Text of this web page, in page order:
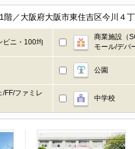
階／大阪府大阪市東住吉区今川４
ビニ・100均
商業施設（
モール/デパ
公園
/FF/ファミレ
中学校